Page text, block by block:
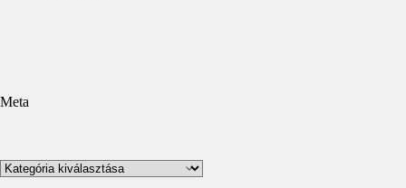
Meta
Kategóriák